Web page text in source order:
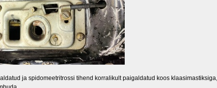
ja spidomeetritrossi tihend korralikult paigaldatud koos